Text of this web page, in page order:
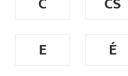
E
É